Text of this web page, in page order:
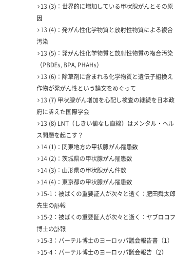
13 (3)：世界的に増加している甲状腺がんとその原
因
13 (4)：発がん性化学物質と放射性物質による複合
汚染
13 (5)：発がん性化学物質と放射性物質の複合汚染
（PBDEs, BPA, PHAHs）
13 (6)：除草剤に含まれる化学物質と遺伝子組換え
作物が発がん性という論文をめぐって
13 (7) 甲状腺がん増加を心配し検査の継続を日本政
府に訴えた国際学会
13 (8) LNT（しきい値なし直線）はメンタル・ヘル
ス問題を起こす？
14 (1)：関東地方の甲状腺がん罹患数
14 (2)：茨城県の甲状腺がん罹患数
14 (3)：山形県の甲状腺がん件数
14 (4)：東京都の甲状腺がん罹患数
15-1：被ばくの重要証人が次々と逝く：肥田舜太郎
先生の訃報
15-2：被ばくの重要証人が次々と逝く：ヤブロコフ
博士の訃報
15-3：バーテル博士のヨーロッパ議会報告書（1）
15-4：バーテル博士のヨーロッパ議会報告（2）